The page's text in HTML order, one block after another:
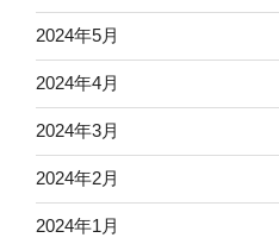
2024年5月
2024年4月
2024年3月
2024年2月
2024年1月